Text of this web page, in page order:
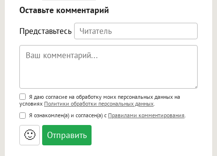
Оставьте комментарий
Представьтесь
Поддержка HTML
<b>, <strong>, <u>, <i>, <em>, <s>, <big>,
<small>, <sup>, <sub>, <pre>, <ul>, <ol>, <li>,
<blockquote>, <code> экранирует HTML,
адреса URL автоматически становятся
ссылками, и [img]адрес[/img] будет
Я даю согласие на обработку моих персональных данных на
условиях Политики обработки персональных данных.
Я ознакомлен(а) и согласен(а) с Правилами комментирования.
🙂